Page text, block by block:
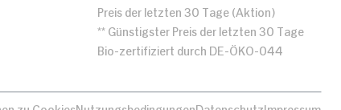
Preis der letzten 30 Tage (Aktion)
** Günstigster Preis der letzten 30 Tage
Bio-zertifiziert durch DE-ÖKO-044